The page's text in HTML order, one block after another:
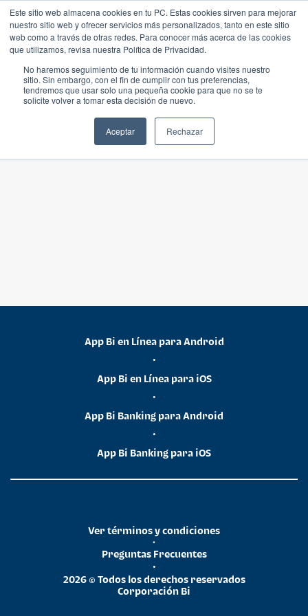
Este sitio web almacena cookies en tu PC. Estas cookies sirven para mejorar
nuestro sitio web y ofrecer servicios más personalizados, tanto en este sitio
web como a través de otras redes. Para conocer más acerca de las cookies
que utilizamos, revisa nuestra Política de Privacidad.
No haremos seguimiento de tu información cuando visites nuestro
sitio. Sin embargo, con el fin de cumplir con tus preferencias,
tendremos que usar solo una pequeña cookie para que no se te
solicite volver a tomar esta decisión de nuevo.
Aceptar Rechazar
App Bi en Línea para Android
•
App Bi en Línea para iOS
•
App Bi Banking para Android
•
App Bi Banking para iOS
2026 © Todos los derechos reservados
Corporación Bi
•
Preguntas Frecuentes
•
Ver términos y condiciones